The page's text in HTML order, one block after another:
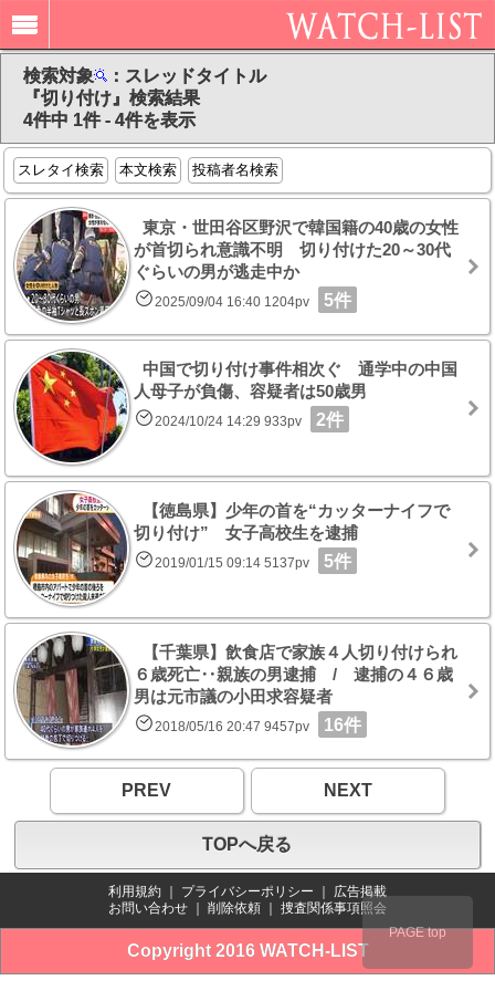
検索対象
：スレッドタイトル
『切り付け』検索結果
4件中 1件 - 4件を表示
スレタイ検索 本文検索 投稿者名検索
東京・世田谷区野沢で韓国籍の40歳の女性
が首切られ意識不明 切り付けた20～30代
ぐらいの男が逃走中か
2025/09/04 16:40 1204pv 5件
中国で切り付け事件相次ぐ 通学中の中国
人母子が負傷、容疑者は50歳男
2024/10/24 14:29 933pv 2件
【徳島県】少年の首を“カッターナイフで
切り付け” 女子高校生を逮捕
2019/01/15 09:14 5137pv 5件
【千葉県】飲食店で家族４人切り付けられ
６歳死亡‥親族の男逮捕 / 逮捕の４６歳
男は元市議の小田求容疑者
2018/05/16 20:47 9457pv 16件
PREV NEXT
TOPへ戻る
利用規約 プライバシーポリシー
広告掲載
お問い合わせ
削除依頼 捜査関係事項照会
Copyright 2016 WATCH-LIST
PAGE top